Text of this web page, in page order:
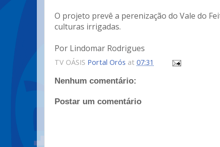
O projeto prevê a perenização do Vale do
culturas irrigadas.
Por Lindomar Rodrigues
TV OÁSIS Portal Orós at 07:31
Nenhum comentário:
Postar um comentário